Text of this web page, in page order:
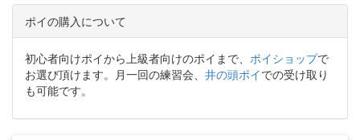
ポイの購入について
初心者向けポイから上級者向けのポイまで、 ポイショップで
お選び頂けます。月一回の練習会、 井の頭ポイでの受け取り
も可能です。